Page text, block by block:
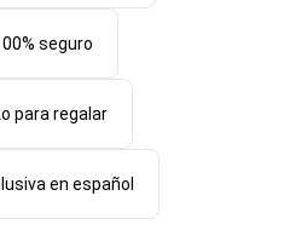
seguro
para regalar
en español